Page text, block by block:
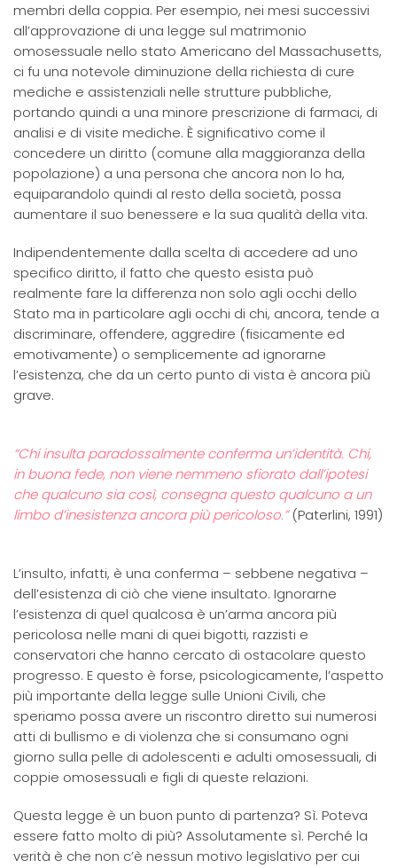
membri della coppia. Per esempio, nei mesi successivi
all’approvazione di una legge sul matrimonio
omosessuale nello stato Americano del Massachusetts,
ci fu una notevole diminuzione della richiesta di cure
mediche e assistenziali nelle strutture pubbliche,
portando quindi a una minore prescrizione di farmaci, di
analisi e di visite mediche. È significativo come il
concedere un diritto (comune alla maggioranza della
popolazione) a una persona che ancora non lo ha,
equiparandolo quindi al resto della società, possa
aumentare il suo benessere e la sua qualità della vita.
Indipendentemente dalla scelta di accedere ad uno
specifico diritto, il fatto che questo esista può
realmente fare la differenza non solo agli occhi dello
Stato ma in particolare agli occhi di chi, ancora, tende a
discriminare, offendere, aggredire (fisicamente ed
emotivamente) o semplicemente ad ignorarne
l’esistenza, che da un certo punto di vista è ancora più
grave.
“Chi insulta paradossalmente conferma un’identità. Chi,
in buona fede, non viene nemmeno sfiorato dall’ipotesi
che qualcuno sia così, consegna questo qualcuno a un
limbo d’inesistenza ancora più pericoloso.”(Paterlini, 1991)
L’insulto, infatti, è una conferma – sebbene negativa –
dell’esistenza di ciò che viene insultato. Ignorarne
l’esistenza di quel qualcosa è un’arma ancora più
pericolosa nelle mani di quei bigotti, razzisti e
conservatori che hanno cercato di ostacolare questo
progresso. E questo è forse, psicologicamente, l’aspetto
più importante della legge sulle Unioni Civili, che
speriamo possa avere un riscontro diretto sui numerosi
atti di bullismo e di violenza che si consumano ogni
giorno sulla pelle di adolescenti e adulti omosessuali, di
coppie omosessuali e figli di queste relazioni.
Questa legge è un buon punto di partenza? Sì. Poteva
essere fatto molto di più? Assolutamente sì. Perché la
verità è che non c’è nessun motivo legislativo per cui